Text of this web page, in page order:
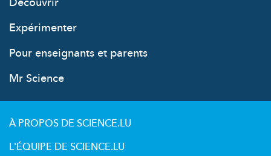
Expérimenter
Pour enseignants et parents
Mr Science
À PROPOS DE SCIENCE.LU
L'ÉQUIPE DE SCIENCE.LU